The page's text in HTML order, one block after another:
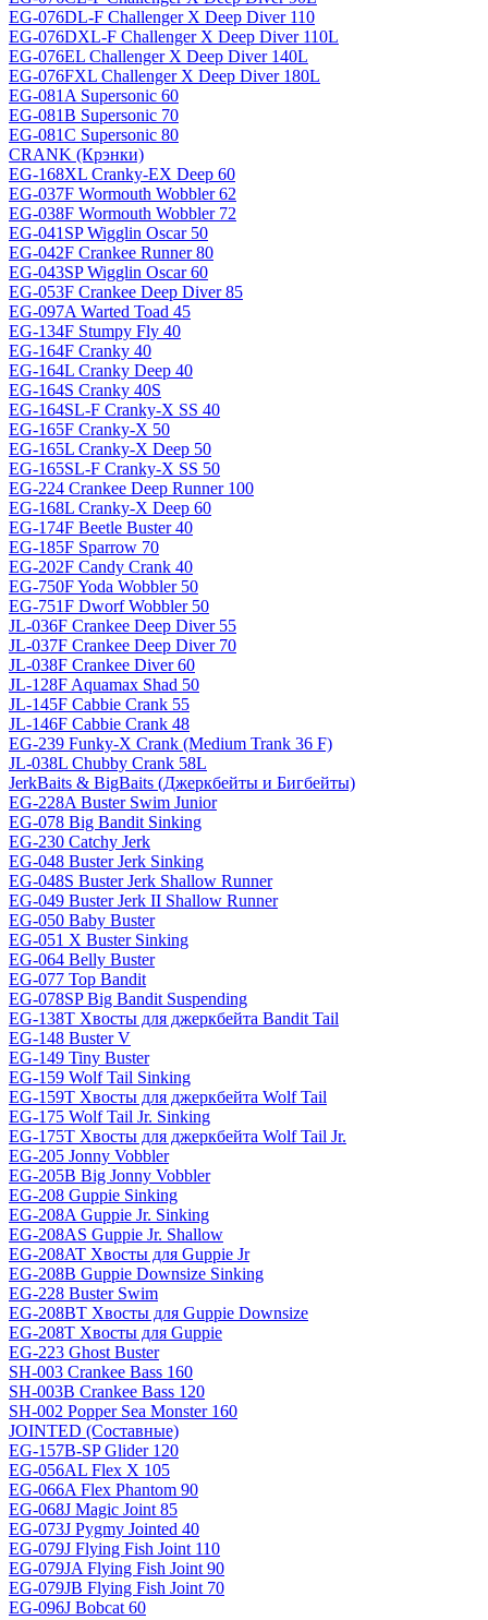
EG-076DL-F Challenger X Deep Diver 110
EG-076DXL-F Challenger X Deep Diver 110L
EG-076EL Challenger X Deep Diver 140L
EG-076FXL Challenger X Deep Diver 180L
EG-081A Supersonic 60
EG-081B Supersonic 70
EG-081C Supersonic 80
CRANK (Крэнки)
EG-168XL Cranky-EX Deep 60
EG-037F Wormouth Wobbler 62
EG-038F Wormouth Wobbler 72
EG-041SP Wigglin Oscar 50
EG-042F Crankee Runner 80
EG-043SP Wigglin Oscar 60
EG-053F Crankee Deep Diver 85
EG-097A Warted Toad 45
EG-134F Stumpy Fly 40
EG-164F Cranky 40
EG-164L Cranky Deep 40
EG-164S Cranky 40S
EG-164SL-F Cranky-X SS 40
EG-165F Cranky-X 50
EG-165L Cranky-X Deep 50
EG-165SL-F Cranky-X SS 50
EG-224 Crankee Deep Runner 100
EG-168L Cranky-X Deep 60
EG-174F Beetle Buster 40
EG-185F Sparrow 70
EG-202F Candy Crank 40
EG-750F Yoda Wobbler 50
EG-751F Dworf Wobbler 50
JL-036F Crankee Deep Diver 55
JL-037F Crankee Deep Diver 70
JL-038F Crankee Diver 60
JL-128F Aquamax Shad 50
JL-145F Cabbie Crank 55
JL-146F Cabbie Crank 48
EG-239 Funky-X Crank (Medium Trank 36 F)
JL-038L Chubby Crank 58L
JerkBaits & BigBaits (Джеркбейты и Бигбейты)
EG-228A Buster Swim Junior
EG-078 Big Bandit Sinking
EG-230 Catchy Jerk
EG-048 Buster Jerk Sinking
EG-048S Buster Jerk Shallow Runner
EG-049 Buster Jerk II Shallow Runner
EG-050 Baby Buster
EG-051 X Buster Sinking
EG-064 Belly Buster
EG-077 Top Bandit
EG-078SP Big Bandit Suspending
EG-138T Хвосты для джеркбейта Bandit Tail
EG-148 Buster V
EG-149 Tiny Buster
EG-159 Wolf Tail Sinking
EG-159T Хвосты для джеркбейта Wolf Tail
EG-175 Wolf Tail Jr. Sinking
EG-175T Хвосты для джеркбейта Wolf Tail Jr.
EG-205 Jonny Vobbler
EG-205B Big Jonny Vobbler
EG-208 Guppie Sinking
EG-208A Guppie Jr. Sinking
EG-208AS Guppie Jr. Shallow
EG-208AT Хвосты для Guppie Jr
EG-208B Guppie Downsize Sinking
EG-228 Buster Swim
EG-208BT Хвосты для Guppie Downsize
EG-208T Хвосты для Guppie
EG-223 Ghost Buster
SH-003 Crankee Bass 160
SH-003B Crankee Bass 120
SH-002 Popper Sea Monster 160
JOINTED (Составные)
EG-157B-SP Glider 120
EG-056AL Flex X 105
EG-066A Flex Phantom 90
EG-068J Magic Joint 85
EG-073J Pygmy Jointed 40
EG-079J Flying Fish Joint 110
EG-079JA Flying Fish Joint 90
EG-079JB Flying Fish Joint 70
EG-096J Bobcat 60